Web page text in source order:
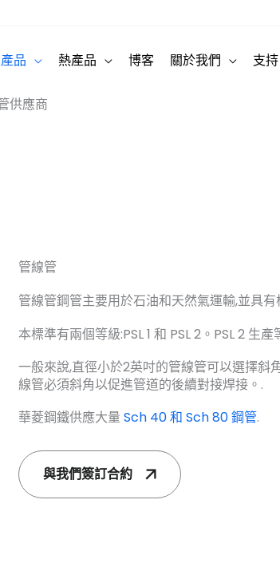
產品 熱產品 博客 關於我們 支持
管線管
管線管鋼管主要用於石油和天然氣運輸,並具
本標準有兩個等級:PSL 1 和 PSL 2。PSL 2 生
一般來說,直徑小於2英吋的管線管可以選擇斜
線管必須斜角以促進管道的後續對接焊接。.
華菱鋼鐵供應大量Sch 40 和 Sch 80 鋼管.
與我們簽訂合約